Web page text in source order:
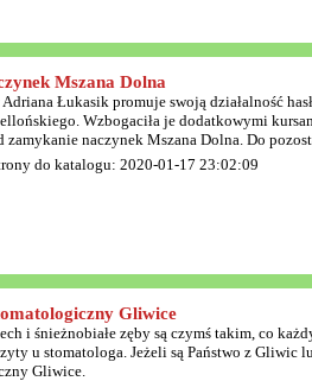
Mszana Dolna
Łukasik promuje swoją działalność
Wzbogaciła je dodatkowymi
zamykanie naczynek Mszana Dolna. Do
do katalogu: 2020-01-17 23:02:09
Gliwice
i śnieżnobiałe zęby są czymś takim, co
u stomatologa. Jeżeli są Państwo z Gliwic
Gliwice.